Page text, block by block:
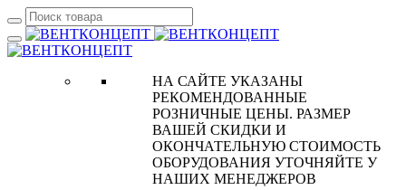
НА САЙТЕ УКАЗАНЫ
РЕКОМЕНДОВАННЫЕ
РОЗНИЧНЫЕ ЦЕНЫ. РАЗМЕР
ВАШЕЙ СКИДКИ И
ОКОНЧАТЕЛЬНУЮ СТОИМОСТЬ
ОБОРУДОВАНИЯ УТОЧНЯЙТЕ У
НАШИХ МЕНЕДЖЕРОВ